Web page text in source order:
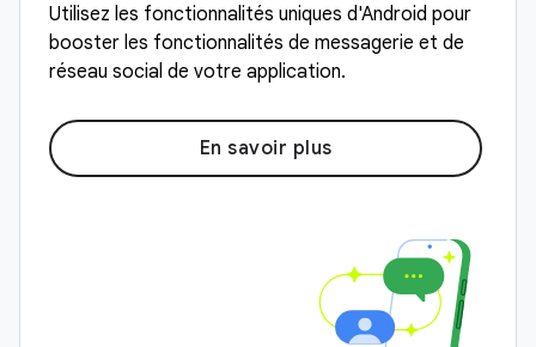
Utilisez les fonctionnalités uniques d'Android pour
booster les fonctionnalités de messagerie et de
réseau social de votre application.
En savoir plus